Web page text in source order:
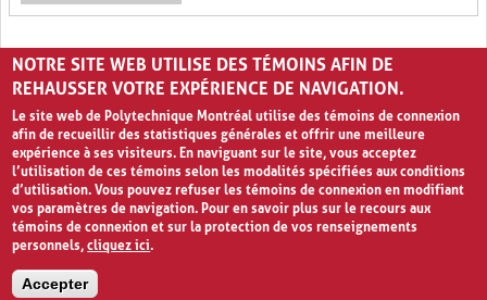
PAGES
« ‹ 1 2 3
NOTRE SITE WEB UTILISE DES TÉMOINS AFIN DE
REHAUSSER VOTRE EXPÉRIENCE DE NAVIGATION.
Le site web de Polytechnique Montréal utilise des témoins de connexion
afin de recueillir des statistiques générales et offrir une meilleure
expérience à ses visiteurs. En naviguant sur le site, vous acceptez
l’utilisation de ces témoins selon les modalités spécifiées aux conditions
d’utilisation. Vous pouvez refuser les témoins de connexion en modifiant
vos paramètres de navigation. Pour en savoir plus sur le recours aux
témoins de connexion et sur la protection de vos renseignements
personnels,cliquez ici.
Accepter